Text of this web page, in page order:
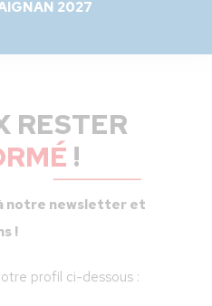
2027
RESTER
!
notre newsletter et
!
profil ci-dessous :